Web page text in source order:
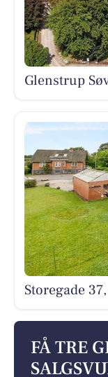
Glenstrup
Storegade
FÅ TRE